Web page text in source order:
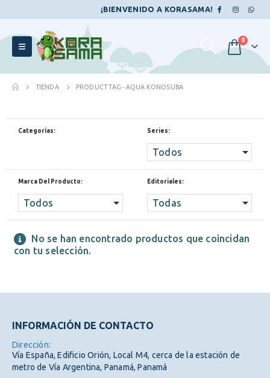
¡BIENVENIDO A KORASAMA!
0
TIENDA PRODUCT TAG - AQUA KONOSUBA
No se han encontrado productos que coincidan
con tu selección.
Categorías: Series:
Todos
Marca Del Producto:
Todos
Editoriales:
Todas
INFORMACIÓN DE CONTACTO
Dirección:
Vía España, Edificio Orión, Local M4, cerca de la estación de
metro de Vía Argentina, Panamá, Panamá